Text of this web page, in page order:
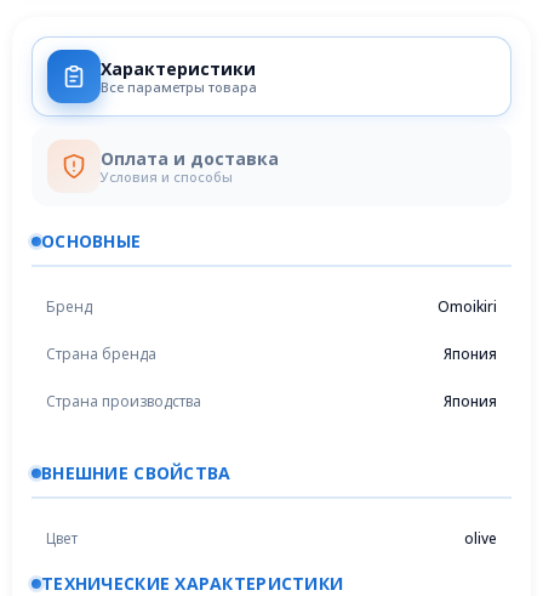
Характеристики
Все параметры товара
Оплата и доставка
Условия и способы
ОСНОВНЫЕ
Бренд Omoikiri
Страна бренда Япония
Страна производства Япония
ВНЕШНИЕ СВОЙСТВА
Цвет olive
ТЕХНИЧЕСКИЕ ХАРАКТЕРИСТИКИ